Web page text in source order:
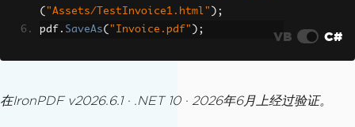
( "Assets/TestInvoice1.html" );
pdf . SaveAs( "Invoice.pdf" ); VB C#
在IronPDF v2026.6.1 · .NET 10 · 2026年6月上经过验证。